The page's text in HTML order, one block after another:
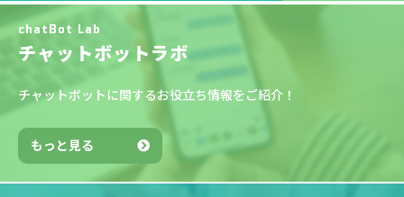
chatBot Lab
チャットボットラボ
チャットボットに関するお役立ち情報をご紹介！
もっと見る